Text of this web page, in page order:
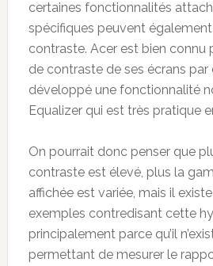
certaines fonctionnalités
spécifiques peuvent
contraste. Acer est bien connu
de contraste de ses écrans par
développé une fonctionnalité
Equalizer qui est très pratique
On pourrait donc penser que
contraste est élevé, plus la
affichée est variée, mais il
exemples contredisant cette
principalement parce qu’il
permettant de mesurer le